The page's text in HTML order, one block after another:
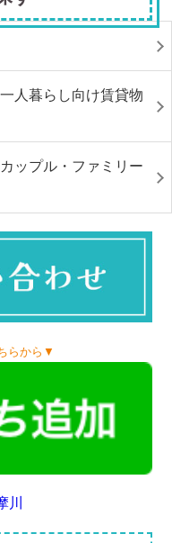
人暮らし向け賃貸物
ップル・ファミリー
らから▼